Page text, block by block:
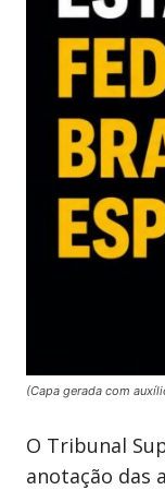
(Capa gerada com
O Tribunal
anotação das